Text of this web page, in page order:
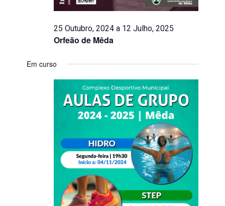
Orfeão de Mêda
25 Outubro, 2024 a 12 Julho, 2025
Em curso